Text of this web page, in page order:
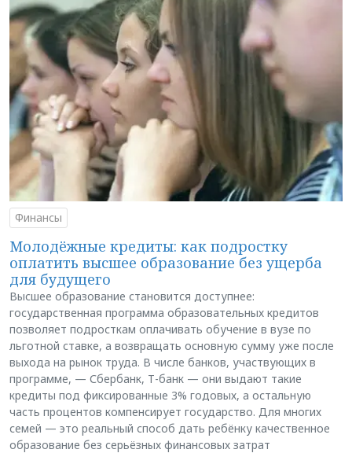
Финансы
Молодёжные кредиты: как подростку
оплатить высшее образование без ущерба
для будущего
Высшее образование становится доступнее:
государственная программа образовательных кредитов
позволяет подросткам оплачивать обучение в вузе по
льготной ставке, а возвращать основную сумму уже после
выхода на рынок труда. В числе банков, участвующих в
программе, — Сбербанк, Т-банк — они выдают такие
кредиты под фиксированные 3% годовых, а остальную
часть процентов компенсирует государство. Для многих
семей — это реальный способ дать ребёнку качественное
образование без серьёзных финансовых затрат